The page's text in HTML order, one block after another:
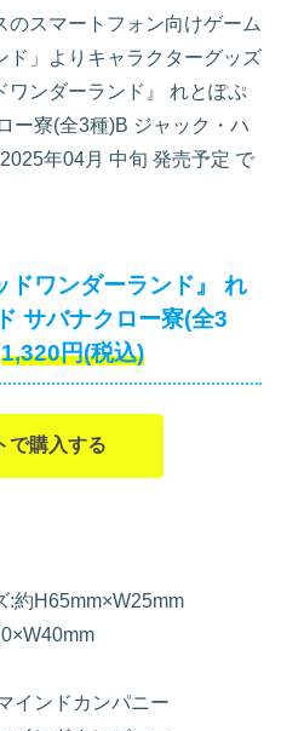
スマートフォン向けゲーム
ド」よりキャラクターグッズ
ワンダーランド』 れとぽぷ
ー寮(全3種)B ジャック・ハ
2025年04月 中旬 発売予定 で
ドワンダーランド』 れ
サバナクロー寮(全3
1,320円(税込)
で購入する
:約H65mm×W25mm
インドカンパニー